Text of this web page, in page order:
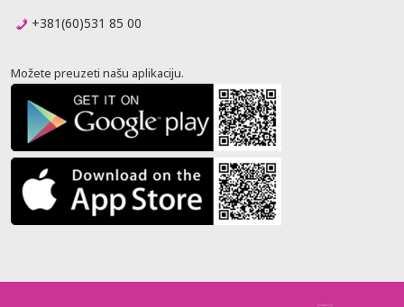
+381(60)531 85 00
Možete preuzeti našu aplikaciju.